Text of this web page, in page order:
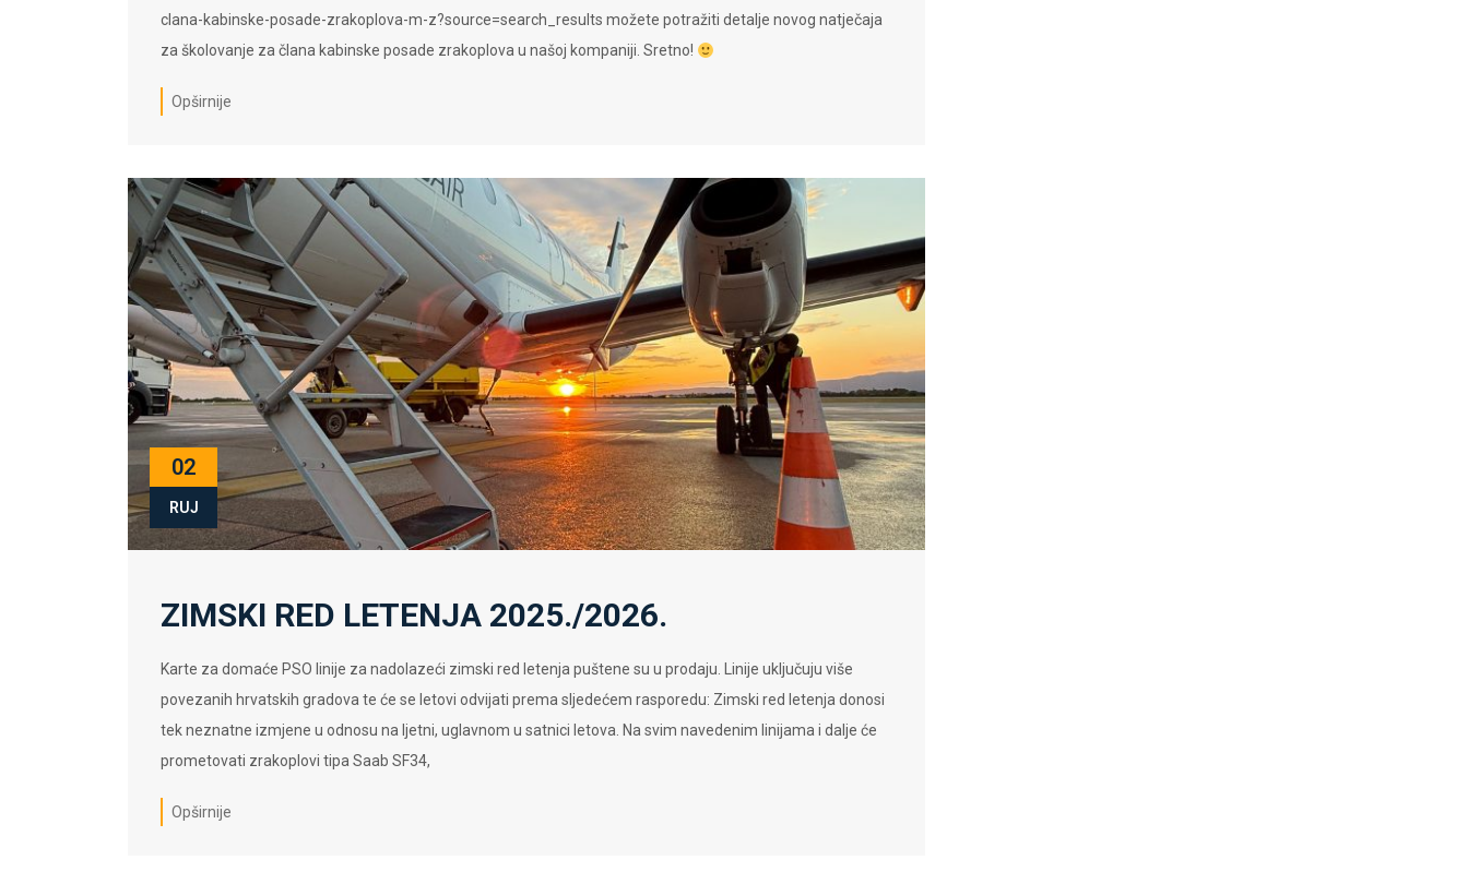
clana-kabinske-posade-zrakoplova-m-z?source=search_results možete potražiti detalje novog natječaja
za školovanje za člana kabinske posade zrakoplova u našoj kompaniji. Sretno!
Opširnije
02
RUJ
ZIMSKI RED LETENJA 2025./2026.
Karte za domaće PSO linije za nadolazeći zimski red letenja puštene su u prodaju. Linije uključuju više
povezanih hrvatskih gradova te će se letovi odvijati prema sljedećem rasporedu: Zimski red letenja donosi
tek neznatne izmjene u odnosu na ljetni, uglavnom u satnici letova. Na svim navedenim linijama i dalje će
prometovati zrakoplovi tipa Saab SF34,
Opširnije